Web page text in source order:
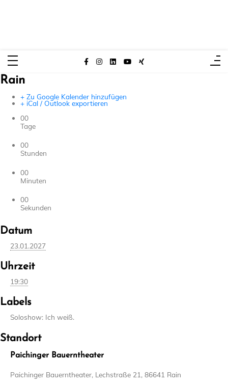
Rain
+ Zu Google Kalender hinzufügen
+ iCal / Outlook exportieren
00
Tage
00
Stunden
00
Minuten
00
Sekunden
Datum
23.01.2027
Uhrzeit
19:30
Labels
Soloshow: Ich weiß.
Standort
Paichinger Bauerntheater
Paichinger Bauerntheater, Lechstraße 21, 86641 Rain